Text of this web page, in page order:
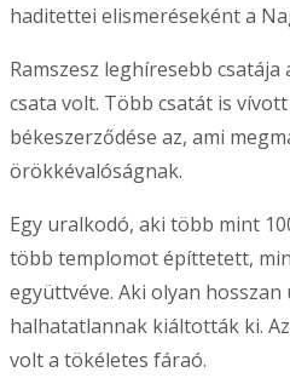
haditettei elismeréseként a
Ramszesz leghíresebb
csata volt. Több csatát is
békeszerződése az, ami
örökkévalóságnak.
Egy uralkodó, aki több mint
több templomot építtetett,
együttvéve. Aki olyan
halhatatlannak kiáltották ki.
volt a tökéletes fáraó.